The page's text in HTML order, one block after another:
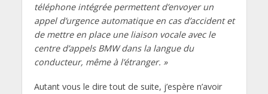
téléphone intégrée permettent d’envoyer un
appel d’urgence automatique en cas d’accident et
de mettre en place une liaison vocale avec le
centre d’appels BMW dans la langue du
conducteur, même à l’étranger. »
Autant vous le dire tout de suite, j’espère n’avoir